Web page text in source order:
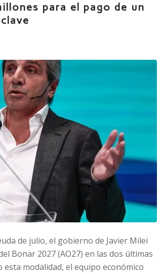
para el pago de un
de julio, el gobierno de Javier Milei
Bonar 2027 (AO27) en las dos últimas
modalidad, el equipo económico